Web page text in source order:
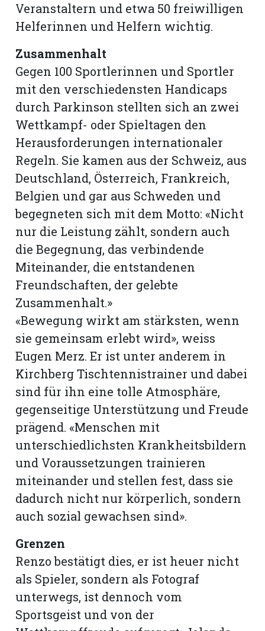
Veranstaltern und etwa 50 freiwilligen
Helferinnen und Helfern wichtig.
Zusammenhalt
Gegen 100 Sportlerinnen und Sportler
mit den verschiedensten Handicaps
durch Parkinson stellten sich an zwei
Wettkampf- oder Spieltagen den
Herausforderungen internationaler
Regeln. Sie kamen aus der Schweiz, aus
Deutschland, Österreich, Frankreich,
Belgien und gar aus Schweden und
begegneten sich mit dem Motto: «Nicht
nur die Leistung zählt, sondern auch
die Begegnung, das verbindende
Miteinander, die entstandenen
Freundschaften, der gelebte
Zusammenhalt.»
«Bewegung wirkt am stärksten, wenn
sie gemeinsam erlebt wird», weiss
Eugen Merz. Er ist unter anderem in
Kirchberg Tischtennistrainer und dabei
sind für ihn eine tolle Atmosphäre,
gegenseitige Unterstützung und Freude
prägend. «Menschen mit
unterschiedlichsten Krankheitsbildern
und Voraussetzungen trainieren
miteinander und stellen fest, dass sie
dadurch nicht nur körperlich, sondern
auch sozial gewachsen sind».
Grenzen
Renzo bestätigt dies, er ist heuer nicht
als Spieler, sondern als Fotograf
unterwegs, ist dennoch vom
Sportsgeist und von der